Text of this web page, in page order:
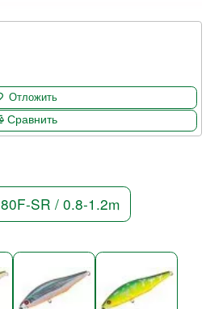
80F-SR / 0.8-1.2m
Отложить
Сравнить